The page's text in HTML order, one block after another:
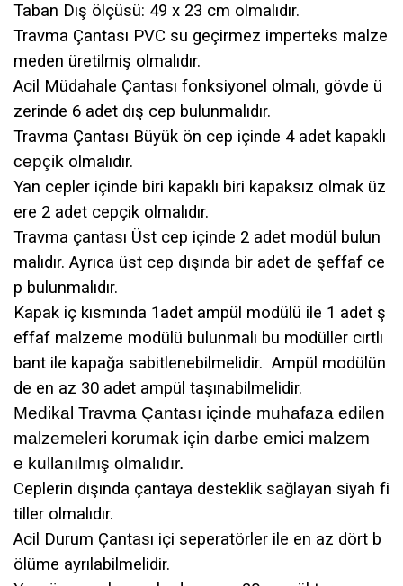
Taban Dış ölçüsü: 49 x 23 cm olmalıdır.
Travma Çantası PVC su geçirmez imperteks malze
meden üretilmiş olmalıdır.
Acil Müdahale Çantası fonksiyonel olmalı, gövde ü
zerinde 6 adet dış cep bulunmalıdır.
Travma Çantası Büyük ön cep içinde 4 adet kapaklı
cepçik olmalıdır.
Yan cepler içinde biri kapaklı biri kapaksız olmak üz
ere 2 adet cepçik olmalıdır.
Travma çantası Üst cep içinde 2 adet modül bulun
malıdır. Ayrıca üst cep dışında bir adet de şeffaf ce
p bulunmalıdır.
Kapak iç kısmında 1adet ampül modülü ile 1 adet ş
effaf malzeme modülü bulunmalı bu modüller cırtlı
bant ile kapağa sabitlenebilmelidir. Ampül modülün
de en az 30 adet ampül taşınabilmelidir.
Medikal Travma Çantası içinde muhafaza edilen
malzemeleri korumak için darbe emici malzem
e kullanılmış olmalıdır.
Ceplerin dışında çantaya desteklik sağlayan siyah fi
tiller olmalıdır.
Acil Durum Çantası içi seperatörler ile en az dört b
ölüme ayrılabilmelidir.